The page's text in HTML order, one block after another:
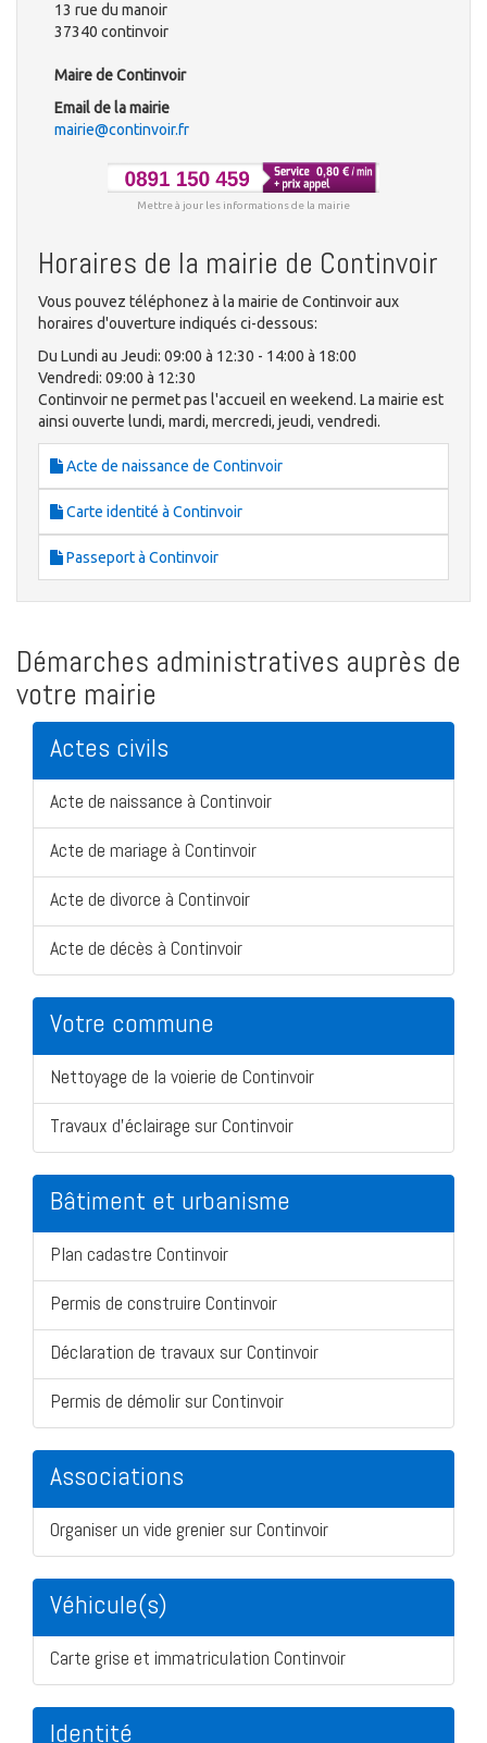
13 rue du manoir
37340 continvoir
Maire de Continvoir
Email de la mairie
mairie@continvoir.fr
Mettre à jour les informations de la mairie
Horaires de la mairie de Continvoir
Vous pouvez téléphonez à la mairie de Continvoir aux
horaires d'ouverture indiqués ci-dessous:
Du Lundi au Jeudi: 09:00 à 12:30 - 14:00 à 18:00
Vendredi: 09:00 à 12:30
Continvoir ne permet pas l'accueil en weekend. La mairie est
ainsi ouverte lundi, mardi, mercredi, jeudi, vendredi.
Acte de naissance de Continvoir
Carte identité à Continvoir
Passeport à Continvoir
Démarches administratives auprès de
votre mairie
Actes civils
Acte de naissance à Continvoir
Acte de mariage à Continvoir
Acte de divorce à Continvoir
Acte de décès à Continvoir
Votre commune
Nettoyage de la voierie de Continvoir
Travaux d'éclairage sur Continvoir
Bâtiment et urbanisme
Plan cadastre Continvoir
Permis de construire Continvoir
Déclaration de travaux sur Continvoir
Permis de démolir sur Continvoir
Associations
Organiser un vide grenier sur Continvoir
Véhicule(s)
Carte grise et immatriculation Continvoir
Identité